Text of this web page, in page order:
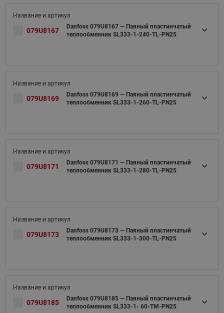
079U8167
Danfoss 079U8167 — Паяный пластинчатый
теплообменник SL333-1-240-TL-PN25
079U8169
Danfoss 079U8169 — Паяный пластинчатый
теплообменник SL333-1-260-TL-PN25
079U8171
Danfoss 079U8171 — Паяный пластинчатый
теплообменник SL333-1-280-TL-PN25
079U8173
Danfoss 079U8173 — Паяный пластинчатый
теплообменник SL333-1-300-TL-PN25
079U8185
Danfoss 079U8185 — Паяный пластинчатый
теплообменник SL333-1- 60-TM-PN25